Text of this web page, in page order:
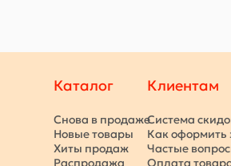
Каталог
Снова в продаже
Новые товары
Хиты продаж
Распродажа
Клиентам
Система
Как оформить
Частые
Оплата